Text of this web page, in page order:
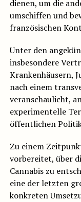
dienen, um die
umschiffen und
französischen
Unter den
insbesondere
Krankenhäusern,
nach einem
veranschaulicht,
experimentelle
öffentlichen
Zu einem
vorbereitet, über
Cannabis zu
eine der letzten
konkreten